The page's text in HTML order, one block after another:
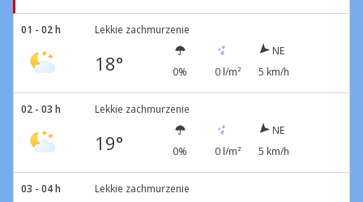
01 - 02 h Lekkie zachmurzenie
18° 0% 0 l/m²
NE
5 km/h
02 - 03 h Lekkie zachmurzenie
19° 0% 0 l/m²
NE
5 km/h
03 - 04 h Lekkie zachmurzenie